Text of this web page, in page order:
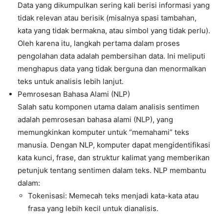
Data yang dikumpulkan sering kali berisi informasi yang
tidak relevan atau berisik (misalnya spasi tambahan,
kata yang tidak bermakna, atau simbol yang tidak perlu).
Oleh karena itu, langkah pertama dalam proses
pengolahan data adalah pembersihan data. Ini meliputi
menghapus data yang tidak berguna dan menormalkan
teks untuk analisis lebih lanjut.
Pemrosesan Bahasa Alami (NLP)
Salah satu komponen utama dalam analisis sentimen
adalah pemrosesan bahasa alami (NLP), yang
memungkinkan komputer untuk “memahami” teks
manusia. Dengan NLP, komputer dapat mengidentifikasi
kata kunci, frase, dan struktur kalimat yang memberikan
petunjuk tentang sentimen dalam teks. NLP membantu
dalam:
Tokenisasi: Memecah teks menjadi kata-kata atau
frasa yang lebih kecil untuk dianalisis.